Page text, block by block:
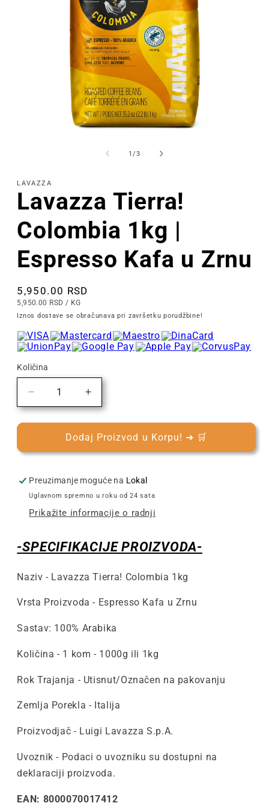
1 /od
3
LAVAZZA
Lavazza Tierra!
Colombia 1kg |
Espresso Kafa u Zrnu
Cena
5,950.00 RSD
CENA
KOMADU
5,950.00 RSD / PO
KG
Iznos dostave se obračunava pri završetku porudžbine!
Količina
Smanjite
količinu
za
Lavazza
Tierra!
1kg
|
Espresso
Kafa
Zrnu
Povećajte
količinu
za
Lavazza
Tierra!
1kg
Kafa
Zrnu
Dodaj Proizvod u Korpu! ➜ 🛒
Preuzimanje moguće na Lokal
Uglavnom spremno u roku od 24 sata
Prikažite informacije o radnji
-SPECIFIKACIJE PROIZVODA-
Naziv - Lavazza Tierra! Colombia 1kg
Vrsta Proizvoda - Espresso Kafa u Zrnu
Sastav: 100% Arabika
Količina - 1 kom - 1000g ili 1kg
Rok Trajanja - Utisnut/Označen na pakovanju
Zemlja Porekla - Italija
Proizvodjač - Luigi Lavazza S.p.A.
Uvoznik - Podaci o uvozniku su dostupni na
deklaraciji proizvoda.
EAN: 8000070017412